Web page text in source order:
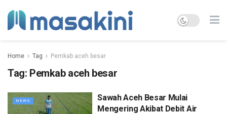
Home Tag Pemkab aceh besar
Tag: Pemkab aceh besar
NEWS
Sawah Aceh Besar Mulai
Mengering Akibat Debit Air